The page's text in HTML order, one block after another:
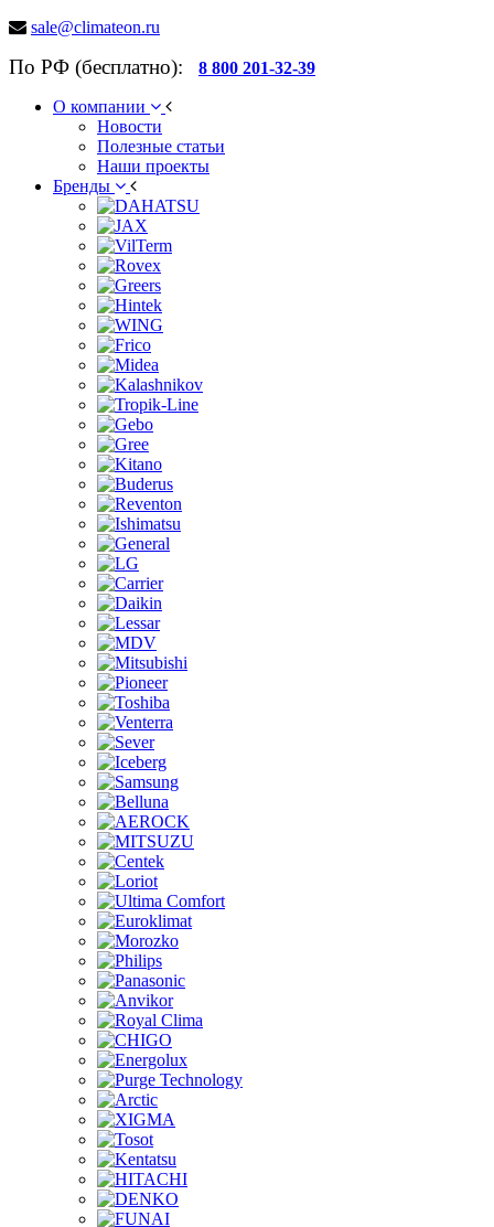
sale@climateon.ru
По РФ (бесплатно): 8 800 201-32-39
О компании
Новости
Полезные статьи
Наши проекты
Бренды